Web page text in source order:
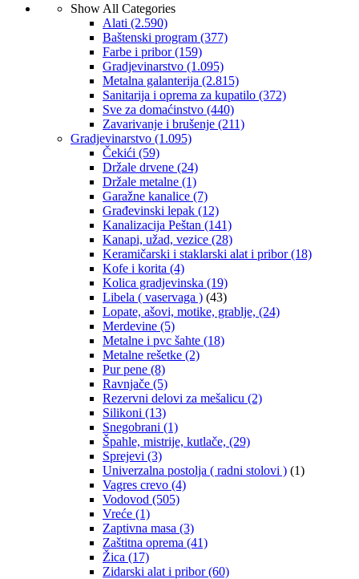
Show All Categories
Alati (2.590)
Baštenski program (377)
Farbe i pribor(159)
Gradjevinarstvo (1.095)
Metalna galanterija (2.815)
Sanitarija i oprema za kupatilo (372)
Sve za domaćinstvo (440)
Zavarivanje i brušenje (211)
Gradjevinarstvo (1.095)
Čekići (59)
Držale drvene (24)
Držale metalne (1)
Garažne kanalice (7)
Građevinski lepak (12)
Kanalizacija Peštan (141)
Kanapi, užad, vezice (28)
Keramičarski i staklarski alat i pribor(18)
Kofe i korita (4)
Kolica gradjevinska (19)
Libela ( vaservaga ) (43)
Lopate, ašovi, motike, grablje, (24)
Merdevine (5)
Metalne i pvc šahte (18)
Metalne rešetke (2)
Pur pene (8)
Ravnjače (5)
Rezervni delovi za mešalicu (2)
Silikoni (13)
Snegobrani (1)
Špahle, mistrije, kutlače, (29)
Sprejevi (3)
Univerzalna postolja ( radni stolovi ) (1)
Vagres crevo (4)
Vodovod (505)
Vreće (1)
Zaptivna masa (3)
Zaštitna oprema (41)
Žica (17)
Zidarski alat i pribor(60)